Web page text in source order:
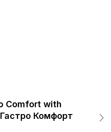
Comfort with
Комфорт